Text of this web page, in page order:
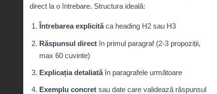
direct la o întrebare. Structura ideală:
Întrebarea explicităca heading H2 sau H3
Răspunsul direct în primul paragraf (2-3 propoziții,
max 60 cuvinte)
Explicația detaliatăîn paragrafele următoare
Exemplu concret sau date care validează răspunsul